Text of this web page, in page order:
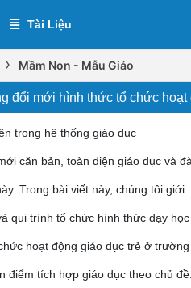
Tài Liệu
› Mầm Non - Mẫu Giáo
đổi mới hình thức tổ chức
trong hệ thống giáo dục
căn bản, toàn diện giáo dục và
Trong bài viết này, chúng tôi giới
qui trình tổ chức hình thức dạy học
hoạt động giáo dục trẻ ở trường
điểm tích hợp giáo dục theo chủ đề.